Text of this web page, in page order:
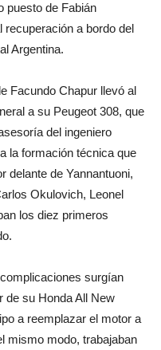
puesto de Fabián
recuperación a bordo del
Argentina.
Facundo Chapur llevó al
a su Peugeot 308, que
del ingeniero
la formación técnica que
delante de Yannantuoni,
Okulovich, Leonel
los diez primeros
surgían
de su Honda All New
a reemplazar el motor a
mismo modo, trabajaban